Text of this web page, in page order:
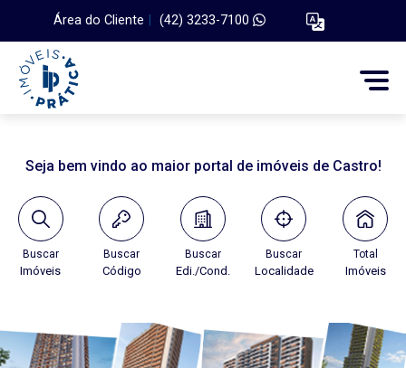
Área do Cliente (42) 3233-7100
Seja bem vindo ao maior portal de imóveis de Castro!
Buscar
Imóveis
Buscar
Código
Buscar
Edi./Cond.
Buscar
Localidade
Total
Imóveis